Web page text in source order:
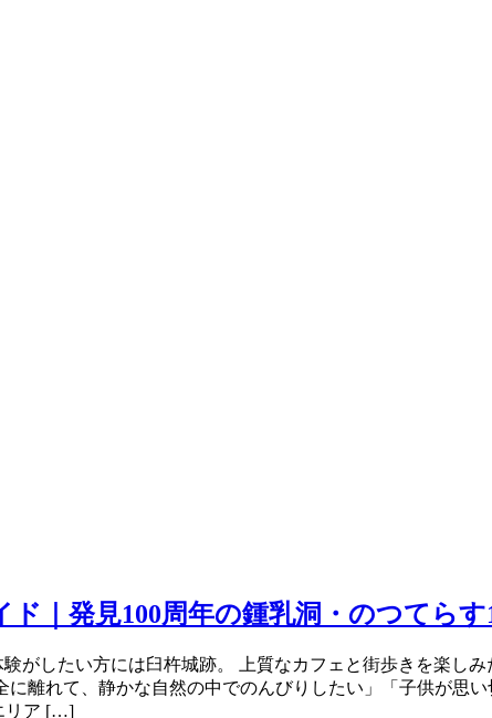
ド｜発見100周年の鍾乳洞・のつてら
がしたい方には臼杵城跡。 上質なカフェと街歩きを楽し
離れて、静かな自然の中でのんびりしたい」「子供が思
リア […]